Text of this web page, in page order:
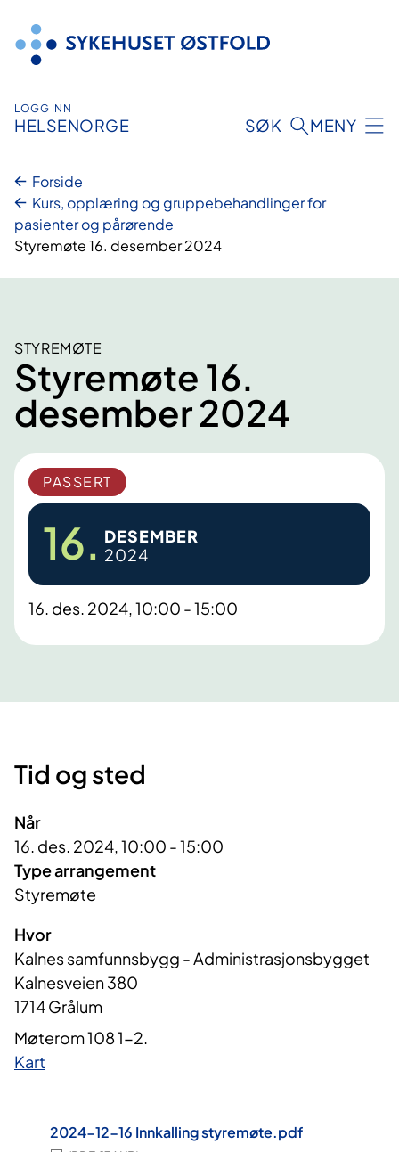
innhold
LOGG INN
HELSENORGE SØK MENY
Forside
Kurs, opplæring og gruppebehandlinger for
pasienter og pårørende
Styremøte 16. desember 2024
STYREMØTE
Styremøte 16.
desember 2024
PASSERT
16. DESEMBER
2024
16. des. 2024, 10:00 - 15:00
Tid og sted
Når
16. des. 2024, 10:00 - 15:00
Type arrangement
Styremøte
Hvor
Kalnes samfunnsbygg - Administrasjonsbygget
Kalnesveien 380
1714 Grålum
Møterom 108 1-2.
Kart
2024-12-16 Innkalling styremøte.pdf